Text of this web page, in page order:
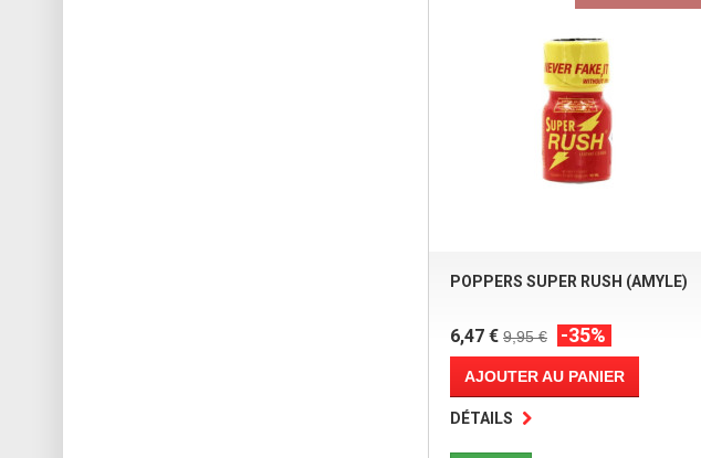
POPPERS SUPER RUSH (AMYLE)
6,47 € 9,95 € -35%
AJOUTER AU PANIER
DÉTAILS